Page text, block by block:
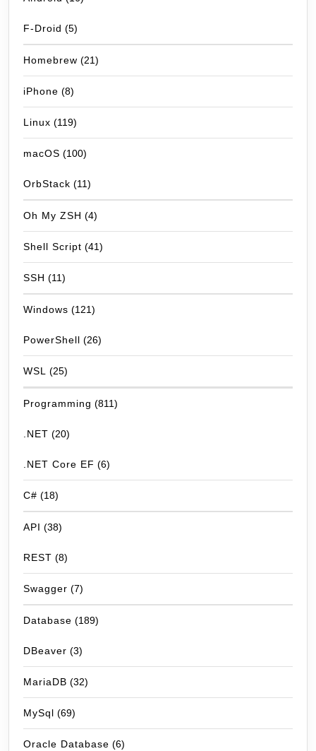
F-Droid (5)
Homebrew (21)
iPhone (8)
Linux (119)
macOS (100)
OrbStack (11)
Oh My ZSH (4)
Shell Script (41)
SSH (11)
Windows (121)
PowerShell (26)
WSL (25)
Programming (811)
.NET (20)
.NET Core EF (6)
C# (18)
API (38)
REST (8)
Swagger (7)
Database (189)
DBeaver (3)
MariaDB (32)
MySql (69)
Oracle Database (6)